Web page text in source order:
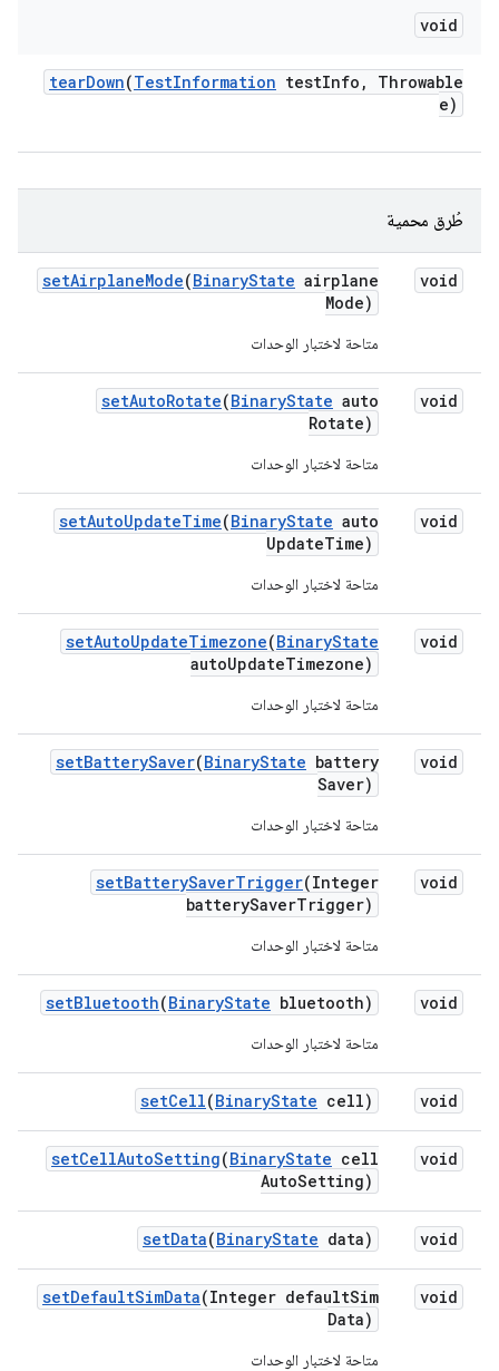
void
tearDown(TestInformation testInfo ,
Throwable
e)
طُرق محمية
void
setAirplaneMode(BinaryState airplane
Mode)
متاحة لاختبار الوحدات
void
setAutoRotate(BinaryState auto
Rotate)
متاحة لاختبار الوحدات
void
setAutoUpdateTime(BinaryState auto
UpdateTime)
متاحة لاختبار الوحدات
void
setAutoUpdateTimezone(BinaryState
autoUpdateTimezone)
متاحة لاختبار الوحدات
void
setBatterySaver(BinaryState battery
Saver)
متاحة لاختبار الوحدات
void
setBatterySaverTrigger(Integer
batterySaverTrigger)
متاحة لاختبار الوحدات
void
setBluetooth(BinaryState bluetooth)
متاحة لاختبار الوحدات
void
setCell(BinaryState cell)
void
setCellAutoSetting(BinaryState cell
AutoSetting)
void
setData(BinaryState data)
void
setDefaultSimData(Integer defaultSim
Data)
متاحة لاختبار الوحدات